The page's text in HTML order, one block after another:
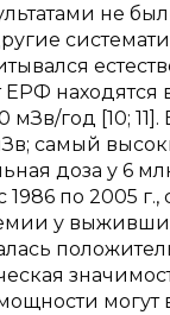
не
находятся
мЗв/год [10;
самый
доза у 6
по 2005
у
могут